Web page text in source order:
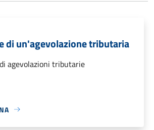
di un'agevolazione tributaria
agevolazioni tributarie